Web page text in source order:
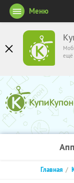
ещё
Меню
Главная